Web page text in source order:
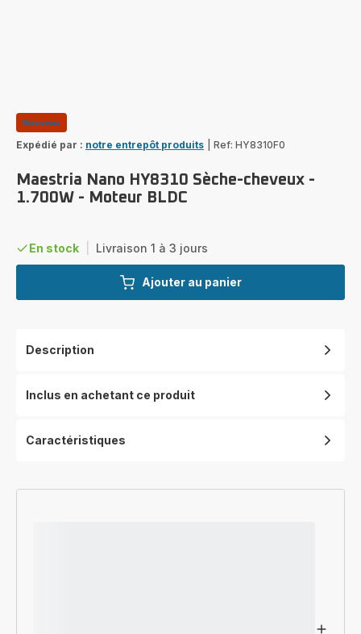
Nouveau
Expédié par : notre entrepôt produits Ref: HY8310F0
Maestria Nano HY8310 Sèche-cheveux -
1.700W - Moteur BLDC
En stock Livraison 1 à 3 jours
Ajouter au panier
Description
Inclus en achetant ce produit
Caractéristiques